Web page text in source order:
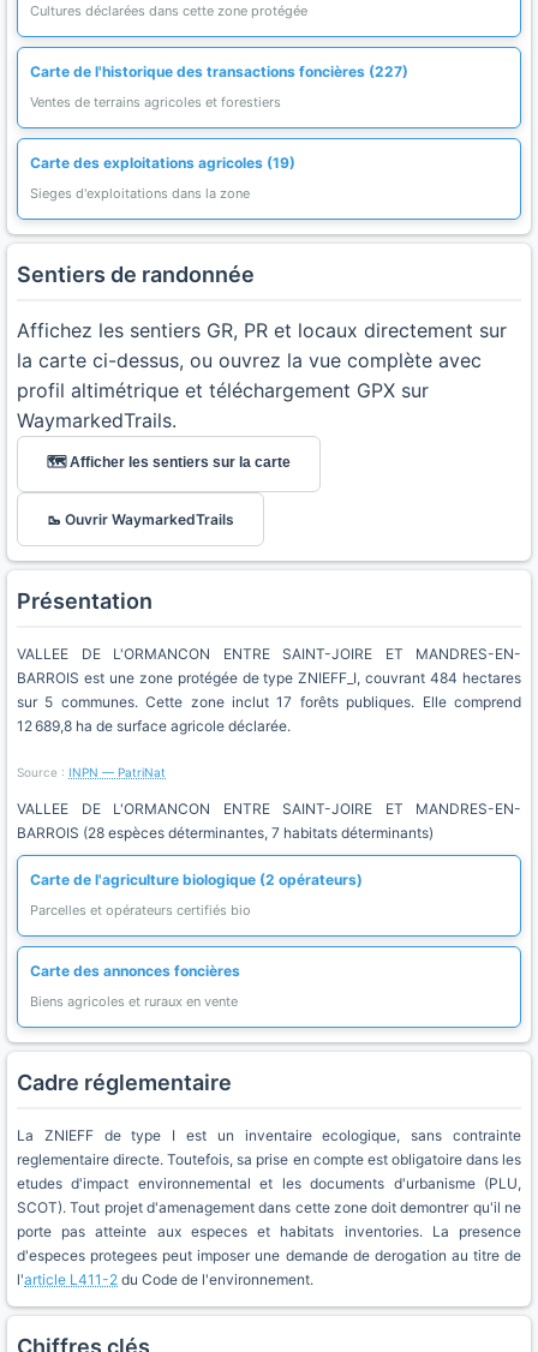
Cultures déclarées dans cette zone protégée
Carte de l'historique des transactions foncières (227)
Ventes de terrains agricoles et forestiers
Carte des exploitations agricoles (19)
Sieges d'exploitations dans la zone
Sentiers de randonnée
Affichez les sentiers GR, PR et locaux directement sur
la carte ci-dessus, ou ouvrez la vue complète avec
profil altimétrique et téléchargement GPX sur
WaymarkedTrails.
🗺️ Afficher les sentiers sur la carte
🥾 Ouvrir WaymarkedTrails
Présentation
VALLEE DE L'ORMANCON ENTRE SAINT-JOIRE ET MANDRES-EN-
BARROIS est une zone protégée de type ZNIEFF_I, couvrant 484 hectares
sur 5 communes. Cette zone inclut 17 forêts publiques. Elle comprend
12 689,8 ha de surface agricole déclarée.
Source : INPN — PatriNat
VALLEE DE L'ORMANCON ENTRE SAINT-JOIRE ET MANDRES-EN-
BARROIS (28 espèces déterminantes, 7 habitats déterminants)
Carte de l'agriculture biologique (2 opérateurs)
Parcelles et opérateurs certifiés bio
Carte des annonces foncières
Biens agricoles et ruraux en vente
Cadre réglementaire
La ZNIEFF de type I est un inventaire ecologique, sans contrainte
reglementaire directe. Toutefois, sa prise en compte est obligatoire dans les
etudes d'impact environnemental et les documents d'urbanisme (PLU,
SCOT). Tout projet d'amenagement dans cette zone doit demontrer qu'il ne
porte pas atteinte aux especes et habitats inventories. La presence
d'especes protegees peut imposer une demande de derogation au titre de
l'article L411-2 du Code de l'environnement.
Chiffres clés